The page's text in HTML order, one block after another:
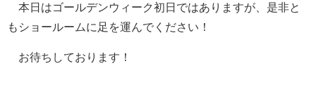
本日はゴールデンウィーク初日ではありますが、是非と
もショールームに足を運んでください！
お待ちしております！